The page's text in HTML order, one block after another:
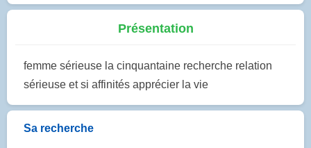
Présentation
femme sérieuse la cinquantaine recherche relation
sérieuse et si affinités apprécier la vie
Sa recherche